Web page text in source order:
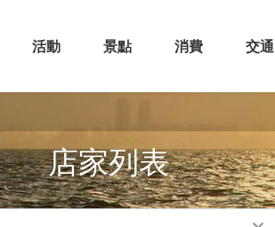
活動 景點 消費 交通
店家列表